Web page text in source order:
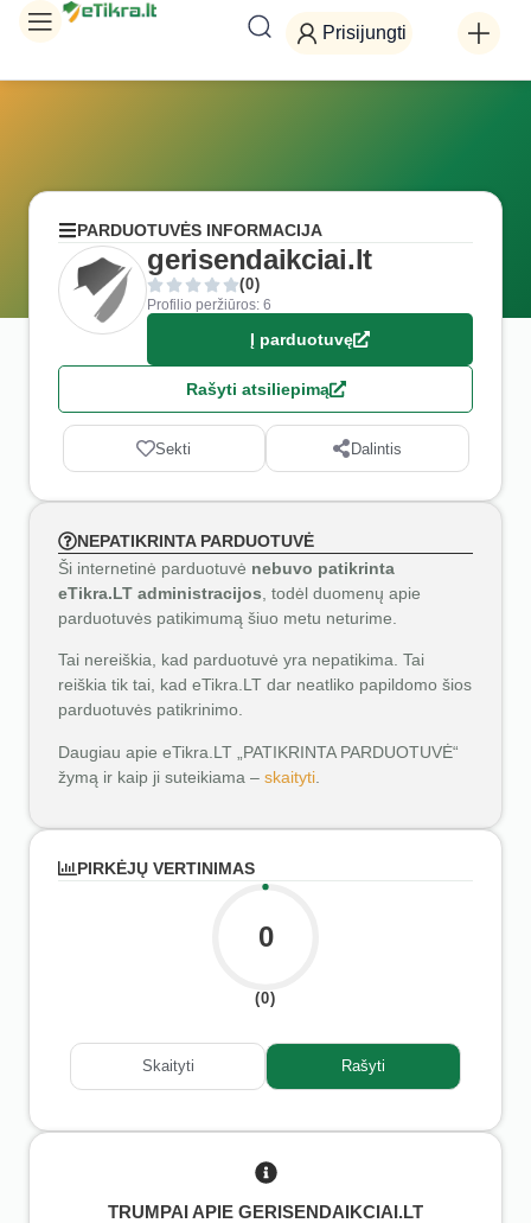
Prisijungti
PARDUOTUVĖS INFORMACIJA
gerisendaikciai.lt
(0)
Profilio peržiūros: 6
Į parduotuvę
Rašyti atsiliepimą
Sekti Dalintis
NEPATIKRINTA PARDUOTUVĖ
Ši internetinė parduotuvė nebuvo patikrinta
eTikra.LT administracijos , todėl duomenų apie
parduotuvės patikimumą šiuo metu neturime.
Tai nereiškia, kad parduotuvė yra nepatikima. Tai
reiškia tik tai, kad eTikra.LT dar neatliko papildomo šios
parduotuvės patikrinimo.
Daugiau apie eTikra.LT „PATIKRINTA PARDUOTUVĖ“
žymą ir kaip ji suteikiama – skaityti
PIRKĖJŲ VERTINIMAS
0
(0)
Skaityti Rašyti
TRUMPAI APIE GERISENDAIKCIAI.LT